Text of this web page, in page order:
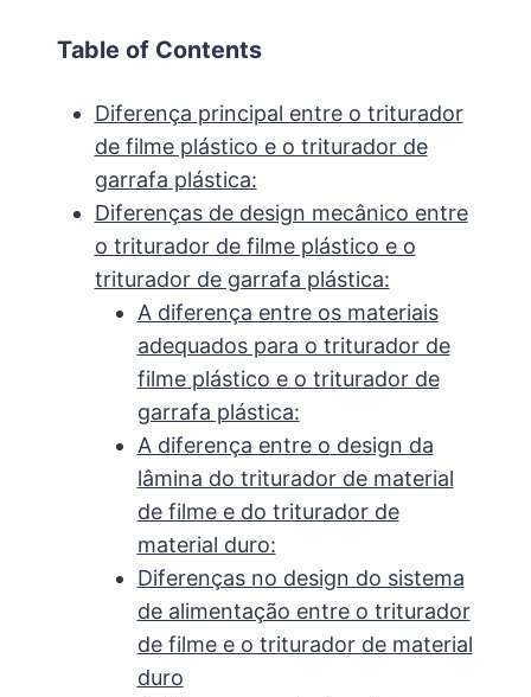
Table of Contents
Diferença principal entre o triturador
de filme plástico e o triturador de
garrafa plástica:
Diferenças de design mecânico entre
o triturador de filme plástico e o
triturador de garrafa plástica:
A diferença entre os materiais
adequados para o triturador de
filme plástico e o triturador de
garrafa plástica:
A diferença entre o design da
lâmina do triturador de material
de filme e do triturador de
material duro:
Diferenças no design do sistema
de alimentação entre o triturador
de filme e o triturador de material
duro